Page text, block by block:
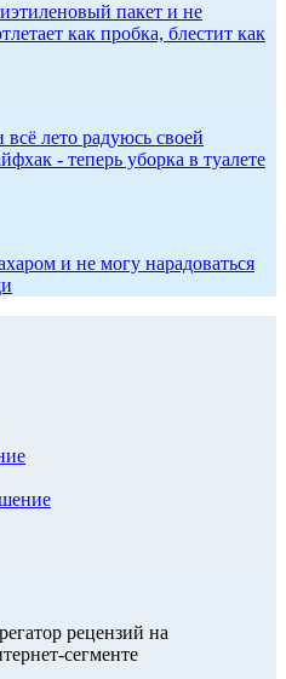
пакет и не
как пробка, блестит как
лето радуюсь своей
- теперь уборка в туалете
и не могу нарадоваться
рецензий на
сегменте